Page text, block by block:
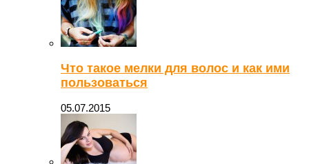
Что такое мелки для волос и как ими
пользоваться
05.07.2015